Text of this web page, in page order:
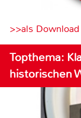
>>als
Topthema:
historischen